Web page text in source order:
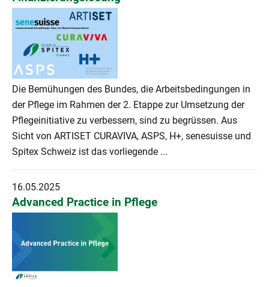
Die Bemühungen des Bundes, die Arbeitsbedingungen in
der Pflege im Rahmen der 2. Etappe zur Umsetzung der
Pflegeinitiative zu verbessern, sind zu begrüssen. Aus
Sicht von ARTISET CURAVIVA, ASPS, H+, senesuisse und
Spitex Schweiz ist das vorliegende ...
16.05.2025
Advanced Practice in Pflege